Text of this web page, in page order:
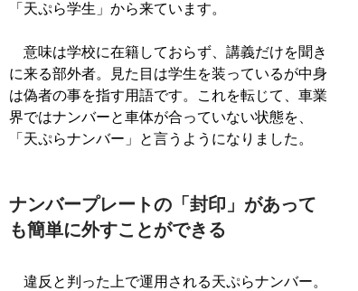
「天ぷら学生」から来ています。
意味は学校に在籍しておらず、講義だけを聞き
に来る部外者。見た目は学生を装っているが中身
は偽者の事を指す用語です。これを転じて、車業
界ではナンバーと車体が合っていない状態を、
「天ぷらナンバー」と言うようになりました。
ナンバープレートの「封印」があって
も簡単に外すことができる
違反と判った上で運用される天ぷらナンバー。